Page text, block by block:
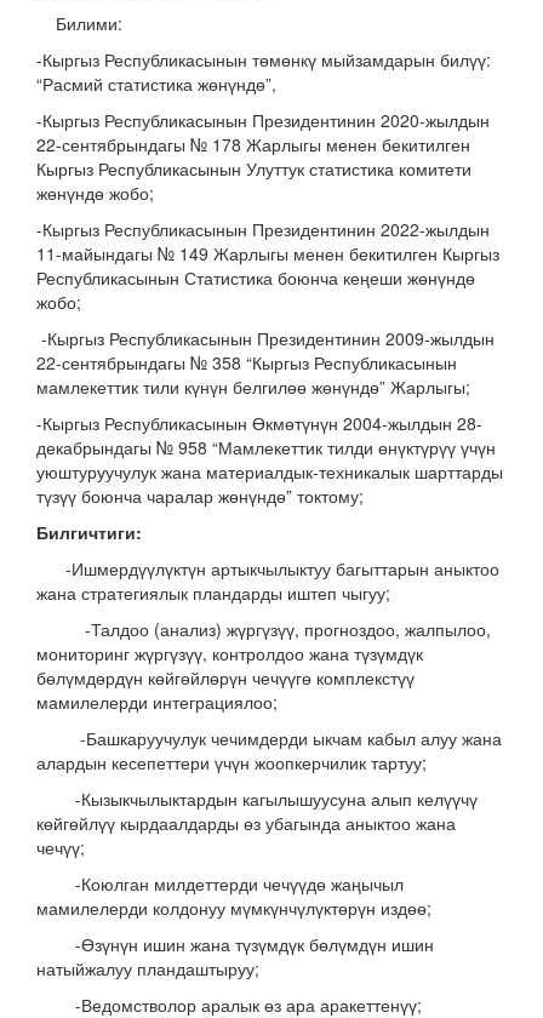
Билими:
-Кыргыз Республикасынын төмөнкү мыйзамдарын билүү:
“Расмий статистика жөнүндө”,
-Кыргыз Республикасынын Президентинин 2020-жылдын
22-сентябрындагы № 178 Жарлыгы менен бекитилген
Кыргыз Республикасынын Улуттук статистика комитети
жөнүндө жобо;
-Кыргыз Республикасынын Президентинин 2022-жылдын
11-майындагы № 149 Жарлыгы менен бекитилген Кыргыз
Республикасынын Статистика боюнча кеңеши жөнүндө
жобо;
-Кыргыз Республикасынын Президентинин 2009-жылдын
22-сентябрындагы № 358 “Кыргыз Республикасынын
мамлекеттик тили күнүн белгилөө жөнүндө” Жарлыгы;
-Кыргыз Республикасынын Өкмөтүнүн 2004-жылдын 28-
декабрындагы № 958 “Мамлекеттик тилди өнүктүрүү үчүн
уюштуруучулук жана материалдык-техникалык шарттарды
түзүү боюнча чаралар жөнүндө” токтому;
Билгичтиги:
-Ишмердүүлүктүн артыкчылыктуу багыттарын аныктоо
жана стратегиялык пландарды иштеп чыгуу;
-Талдоо (анализ) жүргүзүү, прогноздоо, жалпылоо,
мониторинг жүргүзүү, контролдоо жана түзүмдүк
бөлүмдөрдүн көйгөйлөрүн чечүүгө комплекстүү
мамилелерди интеграциялоо;
-Башкаруучулук чечимдерди ыкчам кабыл алуу жана
алардын кесепеттери үчүн жоопкерчилик тартуу;
-Кызыкчылыктардын кагылышуусуна алып келүүчү
көйгөйлүү кырдаалдарды өз убагында аныктоо жана
чечүү;
-Коюлган милдеттерди чечүүдө жаңычыл
мамилелерди колдонуу мүмкүнчүлүктөрүн издөө;
-Өзүнүн ишин жана түзүмдүк бөлүмдүн ишин
натыйжалуу пландаштыруу;
-Ведомстволор аралык өз ара аракеттенүү;